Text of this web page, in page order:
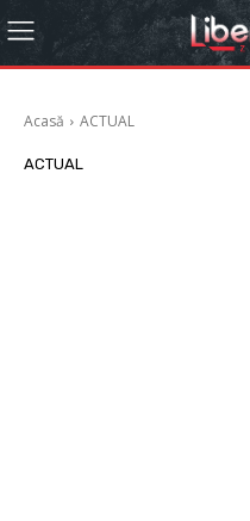
Acasă ACTUAL
ACTUAL